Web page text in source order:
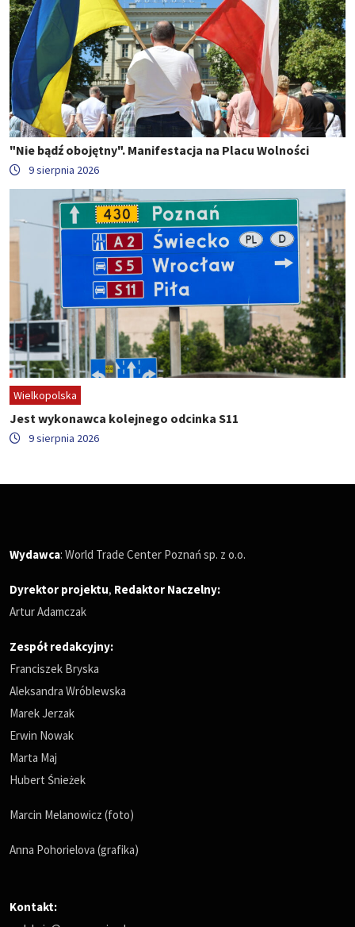
"Nie bądź obojętny". Manifestacja na Placu Wolności
9 sierpnia 2026
Wielkopolska
Jest wykonawca kolejnego odcinka S11
9 sierpnia 2026
Wydawca: World Trade Center Poznań sp. z o.o.
Dyrektor projektu, Redaktor Naczelny:
Artur Adamczak
Zespół redakcyjny:
Franciszek Bryska
Aleksandra Wróblewska
Marek Jerzak
Erwin Nowak
Marta Maj
Hubert Śnieżek
Marcin Melanowicz (foto)
Anna Pohorielova (grafika)
Kontakt: